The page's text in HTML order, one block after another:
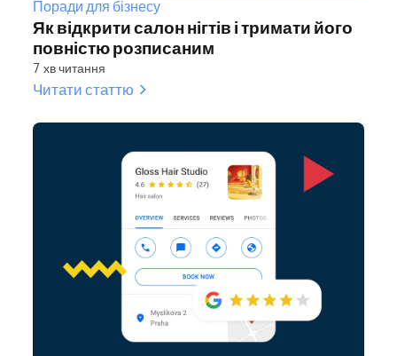
Поради для бізнесу
Як відкрити салон нігтів і тримати його
повністю розписаним
7 хв читання
Читати статтю